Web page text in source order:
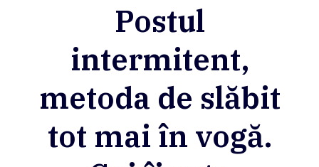
Postul
intermitent,
metoda de slăbit
tot mai în vogă.